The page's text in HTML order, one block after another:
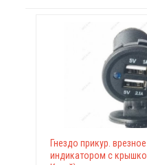
Гнездо прикур.
индикатором с